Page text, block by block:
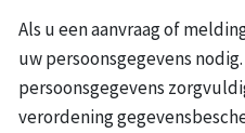
Als u een aanvraag of
uw persoonsgegevens
persoonsgegevens
verordening